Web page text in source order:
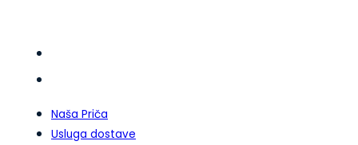
Naša Priča
Usluga dostave